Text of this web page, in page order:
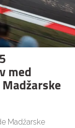
med
Madžarske